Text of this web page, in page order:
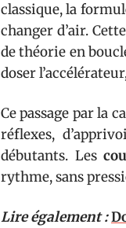
classique, la
changer d’air.
de théorie en
doser
Ce passage par la
réflexes,
débutants. Les
rythme, sans
Lire également :